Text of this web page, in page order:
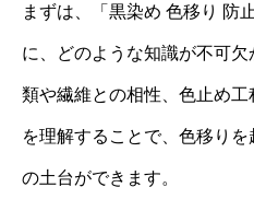
まずは、「黒染め 色移り 防
に、どのような知識が不可
類や繊維との相性、色止め
を理解することで、色移り
の土台ができます。